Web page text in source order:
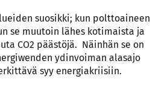
suosikki; kun polttoaineen
se muutoin lähes kotimaista ja
CO2 päästöjä. Näinhän se on
ydinvoiman alasajo
syy energiakriisiin.